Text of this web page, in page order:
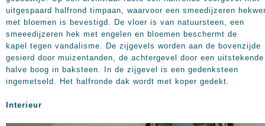
uitgespaard halfrond timpaan, waarvoor een smeedijzeren
met bloemen is bevestigd. De vloer is van natuursteen, een
smeeedijzeren hek met engelen en bloemen beschermt de
kapel tegen vandalisme. De zijgevels worden aan de bovenzijde
gesierd door muizentanden, de achtergevel door een uitstekende
halve boog in baksteen. In de zijgevel is een gedenksteen
ingemetseld. Het halfronde dak wordt met koper gedekt.
Interieur